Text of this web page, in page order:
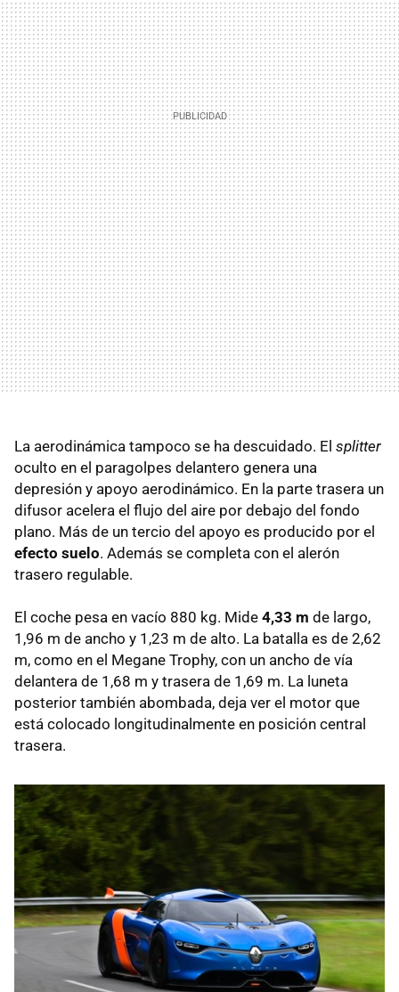
La aerodinámica tampoco se ha descuidado. El splitter
oculto en el paragolpes delantero genera una
depresión y apoyo aerodinámico. En la parte trasera un
difusor acelera el flujo del aire por debajo del fondo
plano. Más de un tercio del apoyo es producido por el
efecto suelo. Además se completa con el alerón
trasero regulable.
El coche pesa en vacío 880 kg. Mide 4,33 m de largo,
1,96 m de ancho y 1,23 m de alto. La batalla es de 2,62
m, como en el Megane Trophy, con un ancho de vía
delantera de 1,68 m y trasera de 1,69 m. La luneta
posterior también abombada, deja ver el motor que
está colocado longitudinalmente en posición central
trasera.